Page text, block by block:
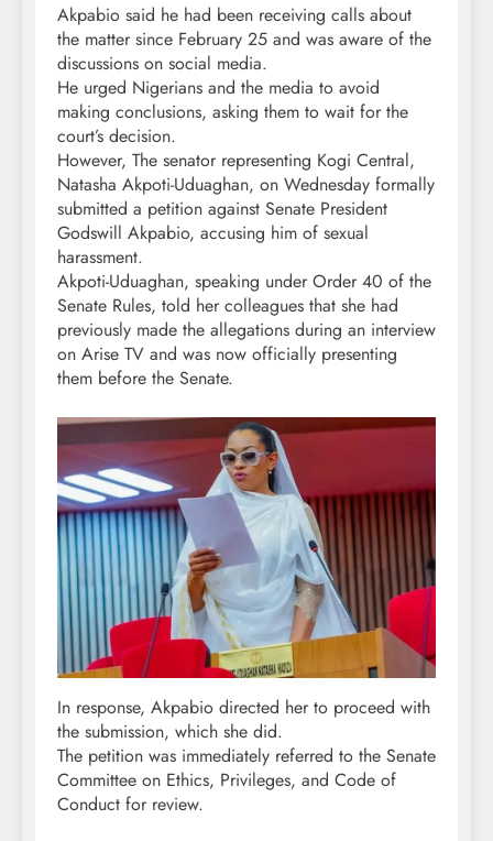
Akpabio said he had been receiving calls about
the matter since February 25 and was aware of the
discussions on social media.
He urged Nigerians and the media to avoid
making conclusions, asking them to wait for the
court’s decision.
However, The senator representing Kogi Central,
Natasha Akpoti-Uduaghan, on Wednesday formally
submitted a petition against Senate President
Godswill Akpabio, accusing him of sexual
harassment.
Akpoti-Uduaghan, speaking under Order 40 of the
Senate Rules, told her colleagues that she had
previously made the allegations during an interview
on Arise TV and was now officially presenting
them before the Senate.
In response, Akpabio directed her to proceed with
the submission, which she did.
The petition was immediately referred to the Senate
Committee on Ethics, Privileges, and Code of
Conduct for review.